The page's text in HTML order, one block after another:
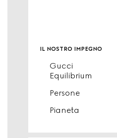
il nostro impegno
Gucci
Equilibrium
Persone
Pianeta